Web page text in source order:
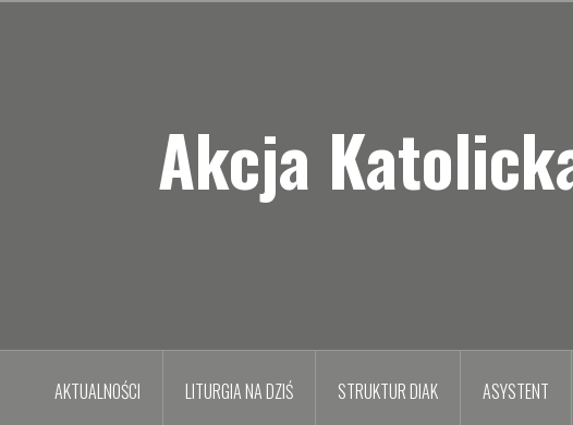
Akcja
AKTUALNOŚCI LITURGIA NA DZIŚ STRUKTUR DIAK ASYSTENT